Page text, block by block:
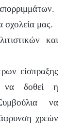
σχολεία μας.
και
είσπραξης
να δοθεί η
να
χρεών